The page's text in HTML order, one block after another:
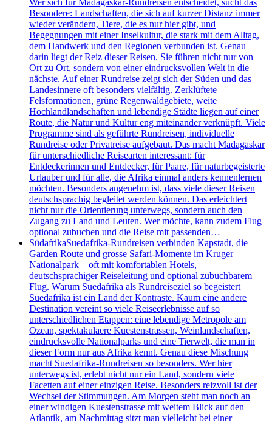
Wer sich für Madagaskar-Rundreisen entscheidet, sucht das
Besondere: Landschaften, die sich auf kurzer Distanz immer
wieder verändern, Tiere, die es nur hier gibt, und
Begegnungen mit einer Inselkultur, die stark mit dem Alltag,
dem Handwerk und den Regionen verbunden ist. Genau
darin liegt der Reiz dieser Reisen. Sie führen nicht nur von
Ort zu Ort, sondern von einer eindrucksvollen Welt in die
nächste. Auf einer Rundreise zeigt sich der Süden und das
Landesinnere oft besonders vielfältig. Zerklüftete
Felsformationen, grüne Regenwaldgebiete, weite
Hochlandlandschaften und lebendige Städte liegen auf einer
Route, die Natur und Kultur eng miteinander verknüpft. Viele
Programme sind als geführte Rundreisen, individuelle
Rundreise oder Privatreise aufgebaut. Das macht Madagaskar
für unterschiedliche Reisearten interessant: für
Entdeckerinnen und Entdecker, für Paare, für naturbegeisterte
Urlauber und für alle, die Afrika einmal anders kennenlernen
möchten. Besonders angenehm ist, dass viele dieser Reisen
deutschsprachig begleitet werden können. Das erleichtert
nicht nur die Orientierung unterwegs, sondern auch den
Zugang zu Land und Leuten. Wer möchte, kann zudem Flug
optional zubuchen und die Reise mit passenden…
SüdafrikaSuedafrika-Rundreisen verbinden Kapstadt, die
Garden Route und grosse Safari-Momente im Kruger
Nationalpark – oft mit komfortablen Hotels,
deutschsprachiger Reiseleitung und optional zubuchbarem
Flug. Warum Suedafrika als Rundreiseziel so begeistert
Suedafrika ist ein Land der Kontraste. Kaum eine andere
Destination vereint so viele Reiseerlebnisse auf so
unterschiedlichen Etappen: eine lebendige Metropole am
Ozean, spektakulaere Kuestenstrassen, Weinlandschaften,
eindrucksvolle Nationalparks und eine Tierwelt, die man in
dieser Form nur aus Afrika kennt. Genau diese Mischung
macht Suedafrika-Rundreisen so besonders. Wer hier
unterwegs ist, erlebt nicht nur ein Land, sondern viele
Facetten auf einer einzigen Reise. Besonders reizvoll ist der
Wechsel der Stimmungen. Am Morgen steht man noch an
einer windigen Kuestenstrasse mit weitem Blick auf den
Atlantik, am Nachmittag sitzt man vielleicht bei einer